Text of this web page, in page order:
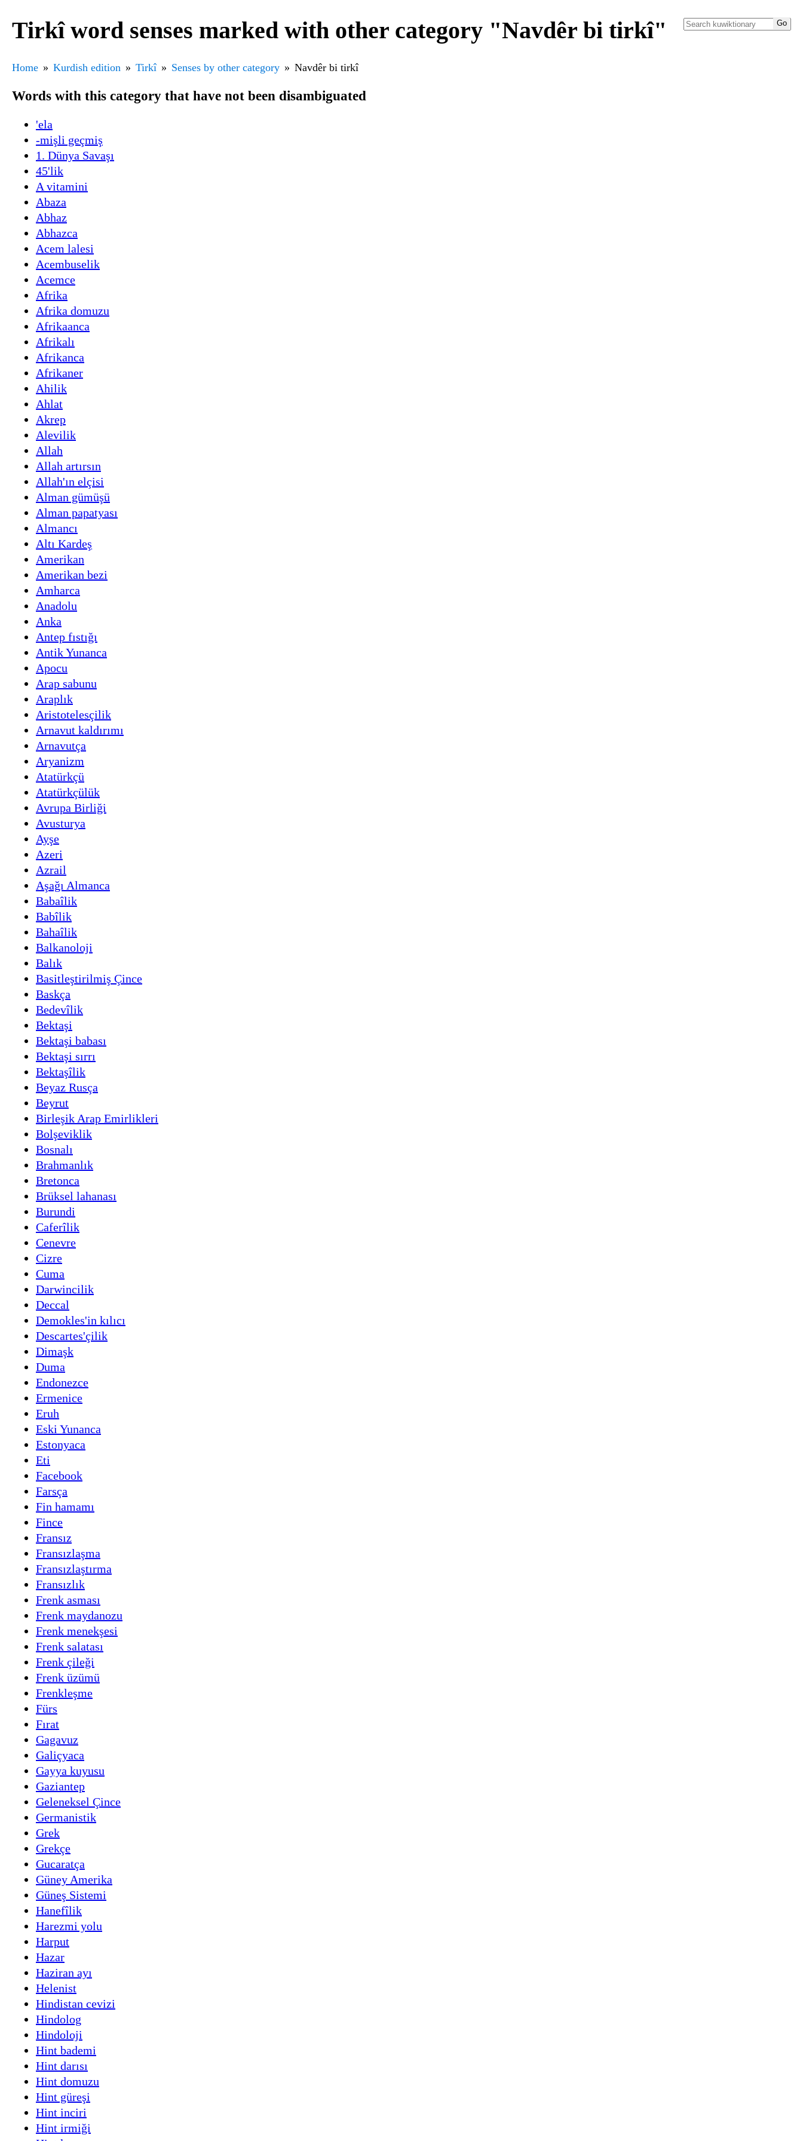
Tirkî word senses marked with other category "Navdêr bi tirkî"
Home Kurdish edition Tirkî Senses by other category Navdêr bi tirkî
Words with this category that have not been disambiguated
'ela
-mişli geçmiş
1. Dünya Savaşı
45'lik
A vitamini
Abaza
Abhaz
Abhazca
Acem lalesi
Acembuselik
Acemce
Afrika
Afrika domuzu
Afrikaanca
Afrikalı
Afrikanca
Afrikaner
Ahilik
Ahlat
Akrep
Alevilik
Allah
Allah artırsın
Allah'ın elçisi
Alman gümüşü
Alman papatyası
Almancı
Altı Kardeş
Amerikan
Amerikan bezi
Amharca
Anadolu
Anka
Antep fıstığı
Antik Yunanca
Apocu
Arap sabunu
Araplık
Aristotelesçilik
Arnavut kaldırımı
Arnavutça
Aryanizm
Atatürkçü
Atatürkçülük
Avrupa Birliği
Avusturya
Ayşe
Azeri
Azrail
Aşağı Almanca
Babaîlik
Babîlik
Bahaîlik
Balkanoloji
Balık
Basitleştirilmiş Çince
Baskça
Bedevîlik
Bektaşi
Bektaşi babası
Bektaşi sırrı
Bektaşîlik
Beyaz Rusça
Beyrut
Birleşik Arap Emirlikleri
Bolşeviklik
Bosnalı
Brahmanlık
Bretonca
Brüksel lahanası
Burundi
Caferîlik
Cenevre
Cizre
Cuma
Darwincilik
Deccal
Demokles'in kılıcı
Descartes'çilik
Dimaşk
Duma
Endonezce
Ermenice
Eruh
Eski Yunanca
Estonyaca
Eti
Facebook
Farsça
Fin hamamı
Fince
Fransız
Fransızlaşma
Fransızlaştırma
Fransızlık
Frenk asması
Frenk maydanozu
Frenk menekşesi
Frenk salatası
Frenk çileği
Frenk üzümü
Frenkleşme
Fürs
Fırat
Gagavuz
Galiçyaca
Gayya kuyusu
Gaziantep
Geleneksel Çince
Germanistik
Grek
Grekçe
Gucaratça
Güney Amerika
Güneş Sistemi
Hanefîlik
Harezmi yolu
Harput
Hazar
Haziran ayı
Helenist
Hindistan cevizi
Hindolog
Hindoloji
Hint bademi
Hint darısı
Hint domuzu
Hint güreşi
Hint inciri
Hint irmiği